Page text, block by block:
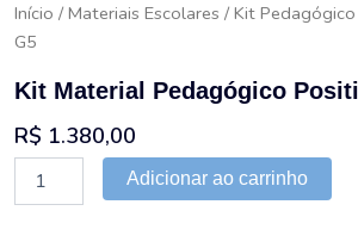
Início / Materiais Escolares / Kit Pedagógico
G5
Kit Material Pedagógico
R$ 1.380,00
Material
Adicionar ao carrinho